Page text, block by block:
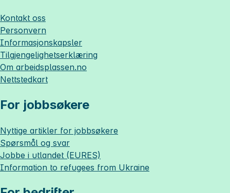
Kontakt oss
Personvern
Informasjonskapsler
Tilgjengelighetserklæring
Om arbeidsplassen.no
Nettstedkart
For jobbsøkere
Nyttige artikler for jobbsøkere
Spørsmål og svar
Jobbe i utlandet (EURES)
Information to refugees from Ukraine